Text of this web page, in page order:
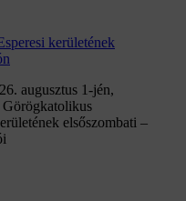
kerületének
augusztus 1-jén,
Görögkatolikus
elsőszombati –